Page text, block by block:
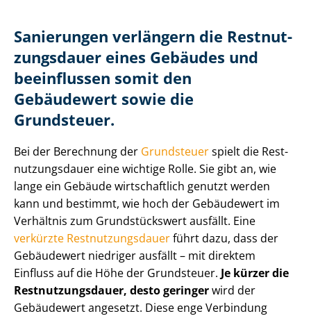
Sanierungen verlängern die Rest­nut­
zungs­dau­er eines Gebäudes und
beeinflussen somit den
Gebäudewert sowie die
Grundsteuer.
Bei der Berechnung der Grundsteuerspielt die Rest­
nut­zungs­dau­er eine wichtige Rolle. Sie gibt an, wie
lange ein Gebäude wirtschaftlich genutzt werden
kann und bestimmt, wie hoch der Gebäudewert im
Verhältnis zum Grundstückswert ausfällt. Eine
verkürzte Rest­nut­zungs­dau­erführt dazu, dass der
Gebäudewert niedriger ausfällt – mit direktem
Einfluss auf die Höhe der Grundsteuer. Je kürzer die
Rest­nut­zungs­dau­er, desto geringerwird der
Gebäudewert angesetzt. Diese enge Verbindung